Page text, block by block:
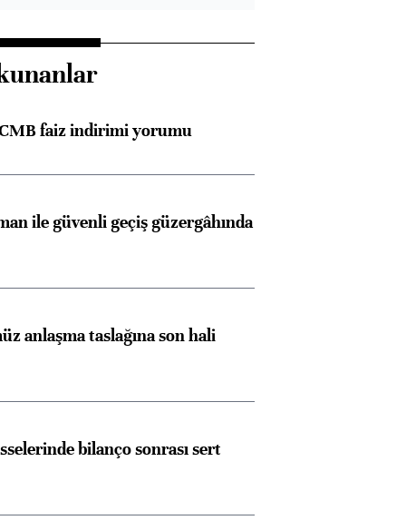
faiz indirimi yorumu
ile güvenli geçiş güzergâhında
anlaşma taslağına son hali
bilanço sonrası sert